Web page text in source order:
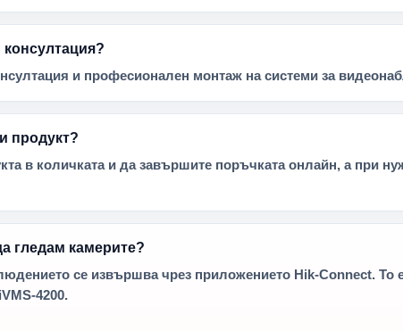
и професионален монтаж на системи за
продукт?
в количката и да завършите поръчката онлайн, а при
гледам камерите?
се извършва чрез приложението Hik-Connect.
4200.